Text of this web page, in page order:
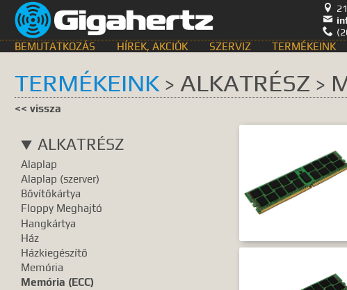



BEMUTATKOZÁS HÍREK, AKCIÓK SZERVIZ TERMÉKEINK
KERESÉS HELYE
egyik sem
GyIK.
Termék
Gyártók
Dokumentumok
TALÁLATOK
Meg kell adnia
TERMÉKEINK > ALKATRÉSZ >
<< vissza
ALKATRÉSZ
Alaplap
Alaplap (szerver)
Bővítőkártya
Floppy Meghajtó
Hangkártya
Ház
Házkiegészítő
Memória
Memória (ECC)